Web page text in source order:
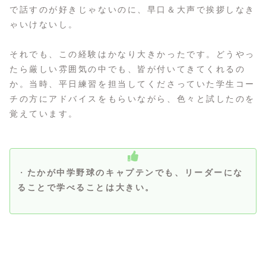
で話すのが好きじゃないのに、早口＆大声で挨拶しなき
ゃいけないし。
それでも、この経験はかなり大きかったです。どうやっ
たら厳しい雰囲気の中でも、皆が付いてきてくれるの
か。当時、平日練習を担当してくださっていた学生コー
チの方にアドバイスをもらいながら、色々と試したのを
覚えています。
・ たかが中学野球のキャプテンでも、リーダーにな
ることで学べることは大きい。